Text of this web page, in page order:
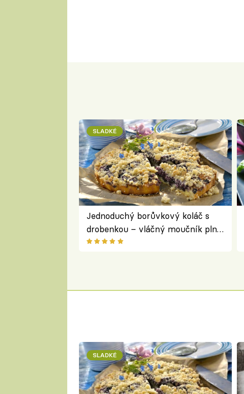
SLADKÉ
Jednoduchý borůvkový koláč s
drobenkou – vláčný moučník plný
ovoce
SLADKÉ